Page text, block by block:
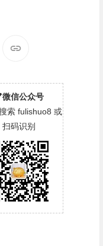
微信公众号
索 fulishuo8 或
扫码识别